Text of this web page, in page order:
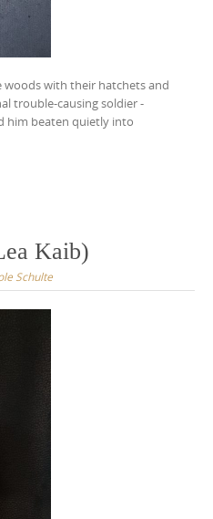
with their hatchets and
trouble-causing soldier -
him beaten quietly into
Kaib)
Schulte